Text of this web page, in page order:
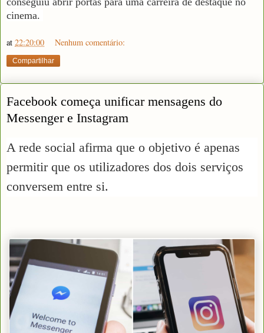
cinema.
at 22:20:00 Nenhum comentário:
Compartilhar
Facebook começa unificar mensagens do
Messenger e Instagram
A rede social afirma que o objetivo é apenas
permitir que os utilizadores dos dois serviços
conversem entre si.